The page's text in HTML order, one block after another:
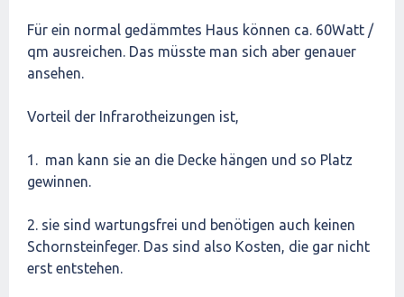
Für ein normal gedämmtes Haus können ca. 60Watt /
qm ausreichen. Das müsste man sich aber genauer
ansehen.
Vorteil der Infrarotheizungen ist,
1. man kann sie an die Decke hängen und so Platz
gewinnen.
2. sie sind wartungsfrei und benötigen auch keinen
Schornsteinfeger. Das sind also Kosten, die gar nicht
erst entstehen.